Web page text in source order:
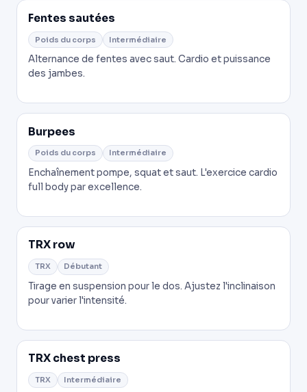
Fentes sautées
Poids du corps Intermédiaire
Alternance de fentes avec saut. Cardio et puissance
des jambes.
Burpees
Poids du corps Intermédiaire
Enchaînement pompe, squat et saut. L'exercice cardio
full body par excellence.
TRX row
TRX Débutant
Tirage en suspension pour le dos. Ajustez l'inclinaison
pour varier l'intensité.
TRX chest press
TRX Intermédiaire